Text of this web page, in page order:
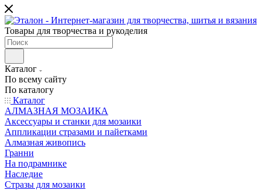
Товары для творчества и рукоделия
Каталог
По всему сайту
По каталогу
Каталог
АЛМАЗНАЯ МОЗАИКА
Аксессуары и станки для мозаики
Аппликации стразами и пайетками
Алмазная живопись
Гранни
На подрамнике
Наследие
Стразы для мозаики